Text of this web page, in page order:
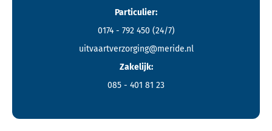
Particulier:
0174 - 792 450 (24/7)
uitvaartverzorging@meride.nl
Zakelijk:
085 - 401 81 23